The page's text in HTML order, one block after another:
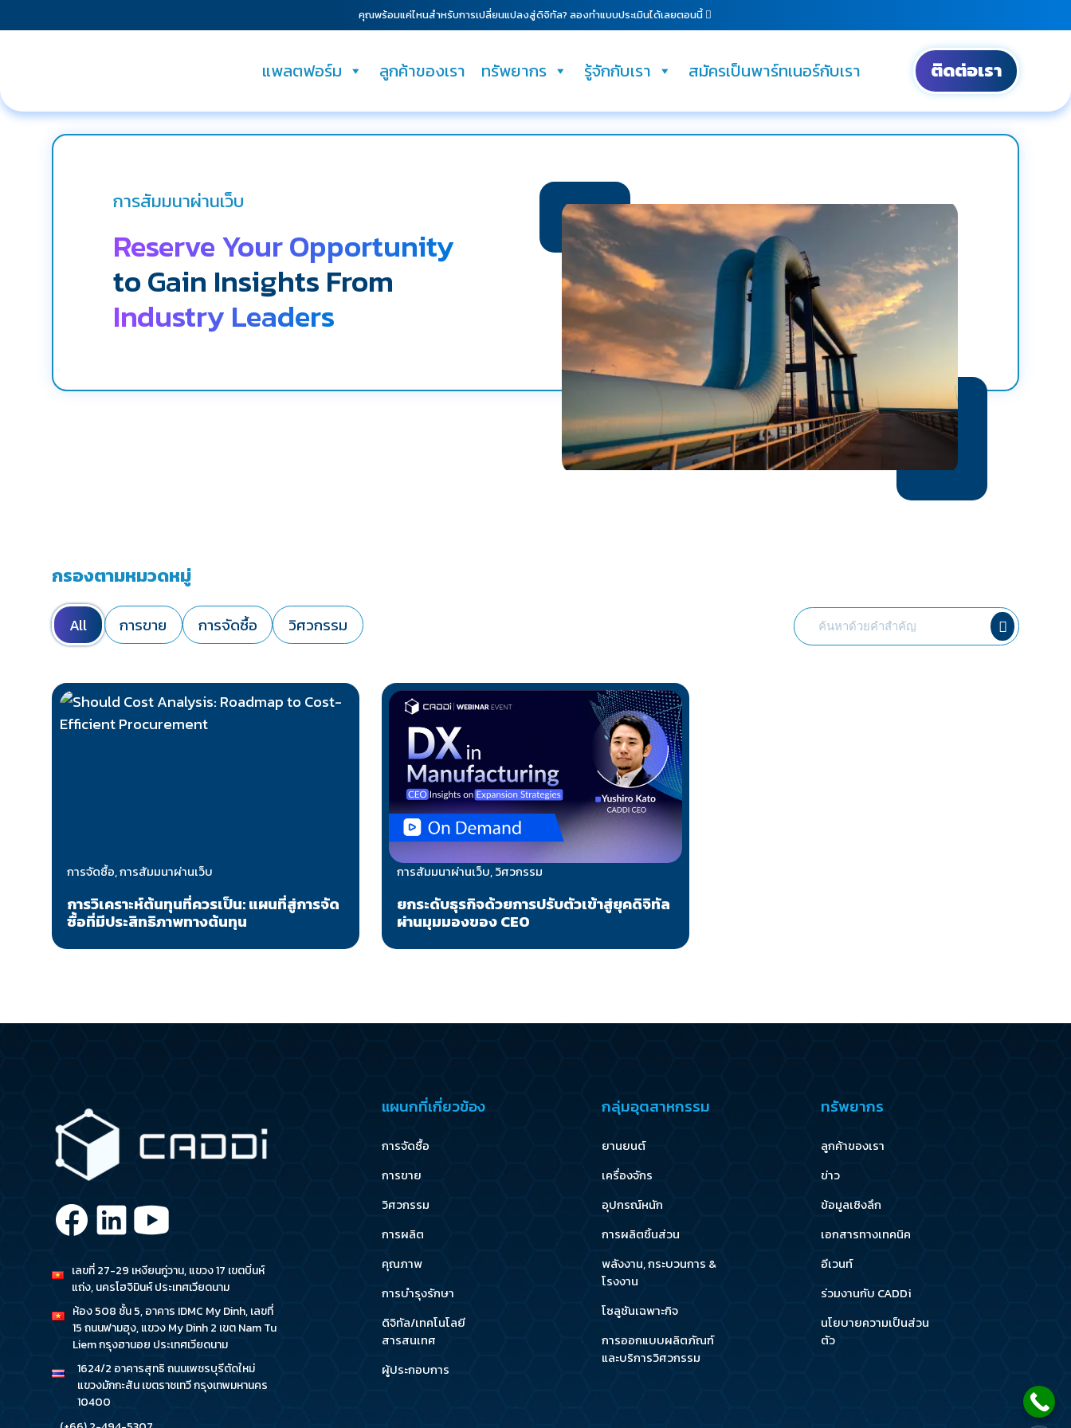
คุณพร้อมแค่ไหนสำหรับการเปลี่ยนแปลงสู่ดิจิทัล? ลองทำแบบประเมินได้เลยตอนนี้
แพลตฟอร์ม ลูกค้าของเรา ทรัพยากร รู้จักกับเรา สมัครเป็นพาร์ทเนอร์กับเรา ติดต่อเรา
การสัมมนาผ่านเว็บ
Reserve Your Opportunity
to Gain Insights From
Industry Leaders
กรองตามหมวดหมู่
All การขาย การจัดซื้อ วิศวกรรม
การจัดซื้อ, การสัมมนาผ่านเว็บ
การวิเคราะห์ต้นทุนที่ควรเป็น: แผนที่สู่การจัด
ซื้อที่มีประสิทธิภาพทางต้นทุน
การสัมมนาผ่านเว็บ, วิศวกรรม
ยกระดับธุรกิจด้วยการปรับตัวเข้าสู่ยุคดิจิทัล
ผ่านมุมมองของ CEO
เลขที่ 27-29 เหงียนกู่วาน, แขวง 17 เขตบิ่นห์
แถ่ง, นครโฮจิมินห์ ประเทศเวียดนาม
ห้อง 508 ชั้น 5, อาคาร IDMC My Dinh, เลขที่
15 ถนนฟามฮุง, แขวง My Dinh 2 เขต Nam Tu
Liem กรุงฮานอย ประเทศเวียดนาม
1624/2 อาคารสุทธิ ถนนเพชรบุรีตัดใหม่
แขวงมักกะสัน เขตราชเทวี กรุงเทพมหานคร
10400
แผนกที่เกี่ยวข้อง
การจัดซื้อ
การขาย
วิศวกรรม
การผลิต
คุณภาพ
การบำรุงรักษา
ดิจิทัล/เทคโนโลยี
สารสนเทศ
ผู้ประกอบการ
กลุ่มอุตสาหกรรม
ยานยนต์
เครื่องจักร
อุปกรณ์หนัก
การผลิตชิ้นส่วน
พลังงาน, กระบวนการ &
โรงงาน
โซลูชันเฉพาะกิจ
การออกแบบผลิตภัณฑ์
และบริการวิศวกรรม
ทรัพยากร
ลูกค้าของเรา
ข่าว
ข้อมูลเชิงลึก
เอกสารทางเทคนิค
อีเวนท์
ร่วมงานกับ CADDi
นโยบายความเป็นส่วน
ตัว